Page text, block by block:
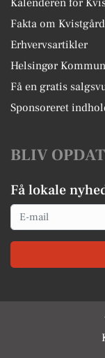
Kalenderen for
Fakta om Kvistgård
Erhvervsartikler
Helsingør
Få en gratis
Sponsoreret
BLIV
Få lokale
Email